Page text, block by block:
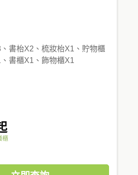
書枱X2、梳妝枱X1、貯物櫃
書櫃X1、飾物櫃X1
櫃